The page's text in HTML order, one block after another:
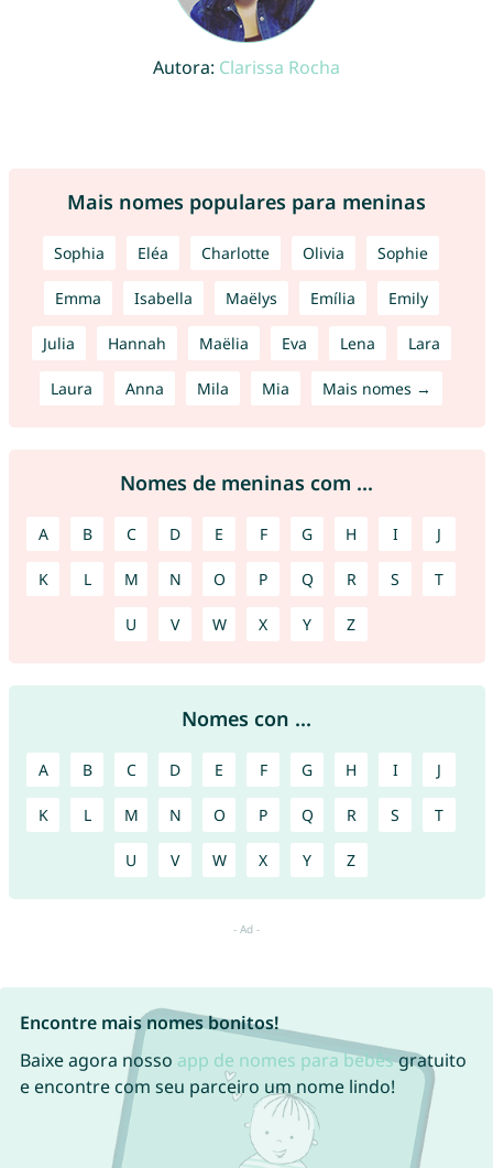
Autora: Clarissa Rocha
Mais nomes populares para meninas
Sophia Eléa Charlotte Olivia Sophie
Emma Isabella Maëlys Emília Emily
Julia Hannah Maëlia Eva Lena Lara
Laura Anna Mila Mia Mais nomes →
Nomes de meninas com ...
A B C D E F G H I J
K L M N O P Q R S T
U V W X Y Z
Nomes con ...
A B C D E F G H I J
K L M N O P Q R S T
U V W X Y Z
Encontre mais nomes bonitos!
Baixe agora nosso app de nomes para bebêsgratuito
e encontre com seu parceiro um nome lindo!